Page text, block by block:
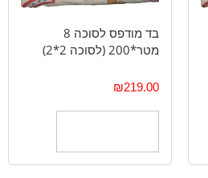
בד מודפס לסוכה 8
מטר*200 (לסוכה 2*2)
₪219.00